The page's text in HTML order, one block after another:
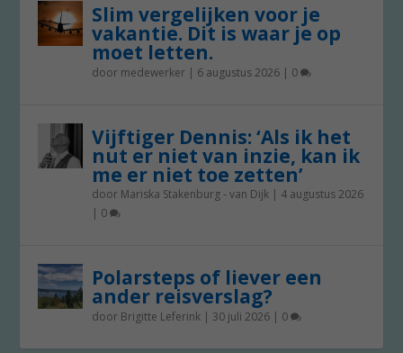
Slim vergelijken voor je
vakantie. Dit is waar je op
moet letten.
door medewerker | 6 augustus 2026 | 0
Vijftiger Dennis: ‘Als ik het
nut er niet van inzie, kan ik
me er niet toe zetten’
door Mariska Stakenburg - van Dijk | 4 augustus 2026
| 0
Polarsteps of liever een
ander reisverslag?
door Brigitte Leferink | 30 juli 2026 | 0